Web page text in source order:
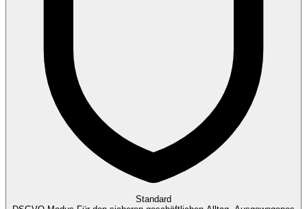
Standard